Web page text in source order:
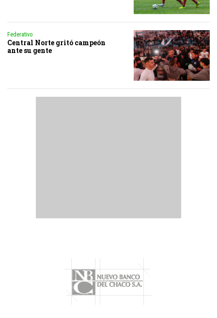
Federativo
Central Norte gritó campeón
ante su gente